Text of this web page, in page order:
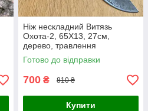
Ніж нескладний Витязь
Охота-2, 65Х13, 27см,
дерево, травлення
Готово до відправки
700 ₴ 810 ₴
Купити